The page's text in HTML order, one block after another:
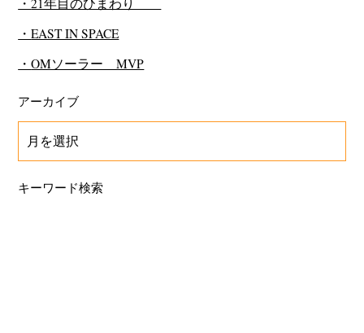
EAST IN SPACE
OMソーラー MVP
アーカイブ
キーワード検索